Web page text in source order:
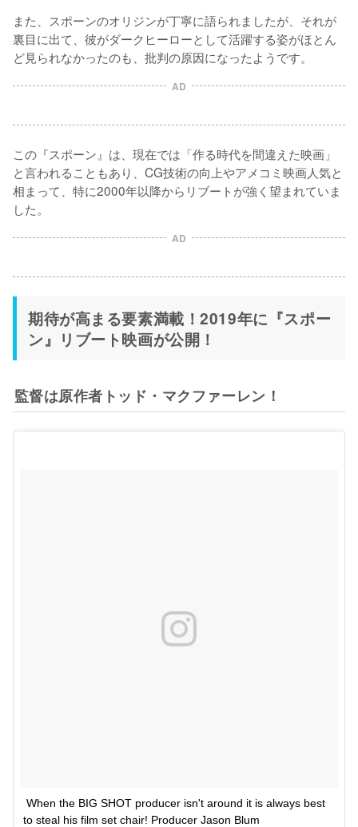
また、スポーンのオリジンが丁寧に語られましたが、それが
裏目に出て、彼がダークヒーローとして活躍する姿がほとん
ど見られなかったのも、批判の原因になったようです。
AD
この『スポーン』は、現在では「作る時代を間違えた映画」
と言われることもあり、CG技術の向上やアメコミ映画人気と
相まって、特に2000年以降からリブートが強く望まれていま
した。
AD
期待が高まる要素満載！2019年に『スポー
ン』リブート映画が公開！
監督は原作者トッド・マクファーレン！
When the BIG SHOT producer isn't around it is always best
to steal his film set chair! Producer Jason Blum